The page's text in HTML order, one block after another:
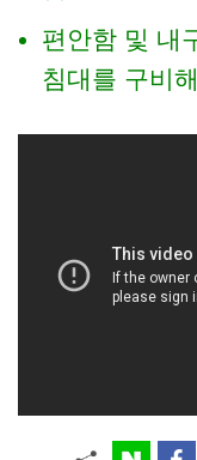
편안함 및 내
침대를 구비